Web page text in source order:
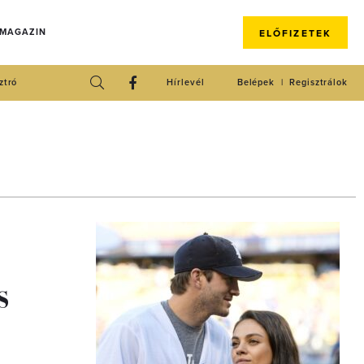
ELŐFIZETEK
Regisztrálok
Belépek
Hírlevél